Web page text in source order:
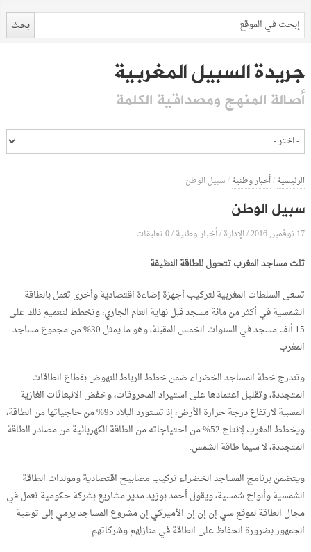
جريدة السبيل المغربية
أصالة المنهج ومصداقية الكلمة
الرئيسية/أخبار وطنية/سبيل الوطن
سبيل الوطن
17 نوفمبر, 2016 /الإدارة/أخبار وطنية/0 تعليقات
ثلث مساجد المغرب تتحول للطاقة النظيفة
تسعى السلطات المغربية لتركيب أجهزة إضاءة اقتصادية وأخرى تعمل بالطاقة
الشمسية في أكثر من مائة مسجد قبل نهاية العام الجاري، وتخطط لتعميم ذلك على
15 ألف مسجد في السنوات الخمس المقبلة، وهو ما يمثل 30% من مجموع مساجد
المغرب
وتندرج خطة المساجد الخضراء ضمن خطط الرباط للنهوض بقطاع الطاقات
المتجددة، وتقليل اعتمادها على استيراد المحروقات، وخفض الانبعاثات الغازية
المسببة لارتفاع درجة حرارة الأرض، إذ تستورد البلاد 95% من حاجياتها من الطاقة،
ويخطط المغرب لإنتاج 52% من احتياجاته من الطاقة الكهربائية من مصادر الطاقة
المتجددة، لا سيما طاقة الشمس.
ويتضمن برنامج المساجد الخضراء تركيب مصابيح اقتصادية ومولدات الطاقة
الشمسية وألواح شمسية، ويقول أحمد بوزيد مدير مشاريع بشركة حكومية تعمل في
مجال الطاقة لموقع سي إن إن إن الأميركي إن مشروع المساجد يرمي إلى توعية
الجمهور بضرورة الحفاظ على الطاقة في منازلهم وشركاتهم.